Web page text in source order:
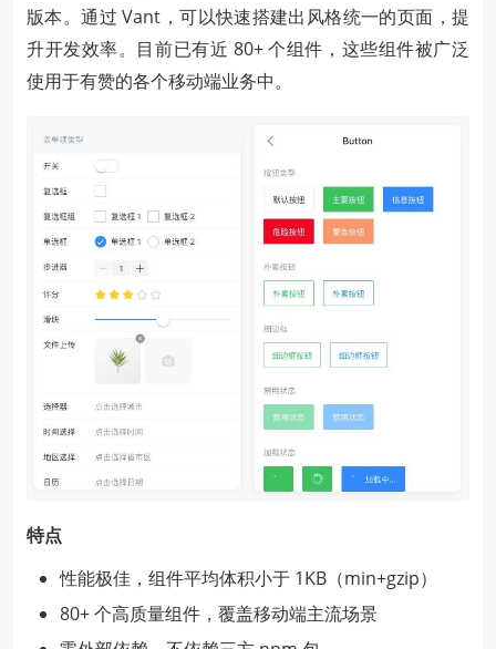
版本。通过 Vant，可以快速搭建出风格统一的页面，提
升开发效率。目前已有近 80+ 个组件，这些组件被广泛
使用于有赞的各个移动端业务中。
特点
性能极佳，组件平均体积小于 1KB（min+gzip）
80+ 个高质量组件，覆盖移动端主流场景